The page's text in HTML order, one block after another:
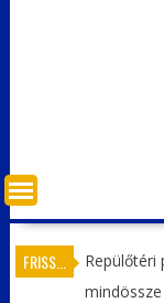
FRISS...
Repülőtéri